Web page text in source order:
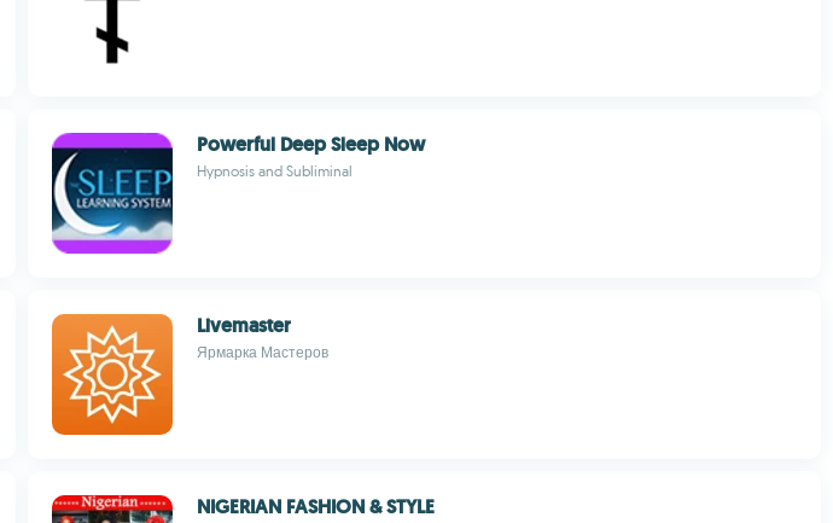
Powerful Deep Sleep Now
Hypnosis and Subliminal
Livemaster
Ярмарка Мастеров
NIGERIAN FASHION & STYLE